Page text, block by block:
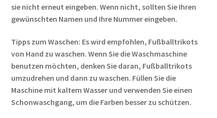
sie nicht erneut eingeben. Wenn nicht, sollten Sie Ihren
gewünschten Namen und Ihre Nummer eingeben.
Tipps zum Waschen: Es wird empfohlen, Fußballtrikots
von Hand zu waschen. Wenn Sie die Waschmaschine
benutzen möchten, denken Sie daran, Fußballtrikots
umzudrehen und dann zu waschen. Füllen Sie die
Maschine mit kaltem Wasser und verwenden Sie einen
Schonwaschgang, um die Farben besser zu schützen.